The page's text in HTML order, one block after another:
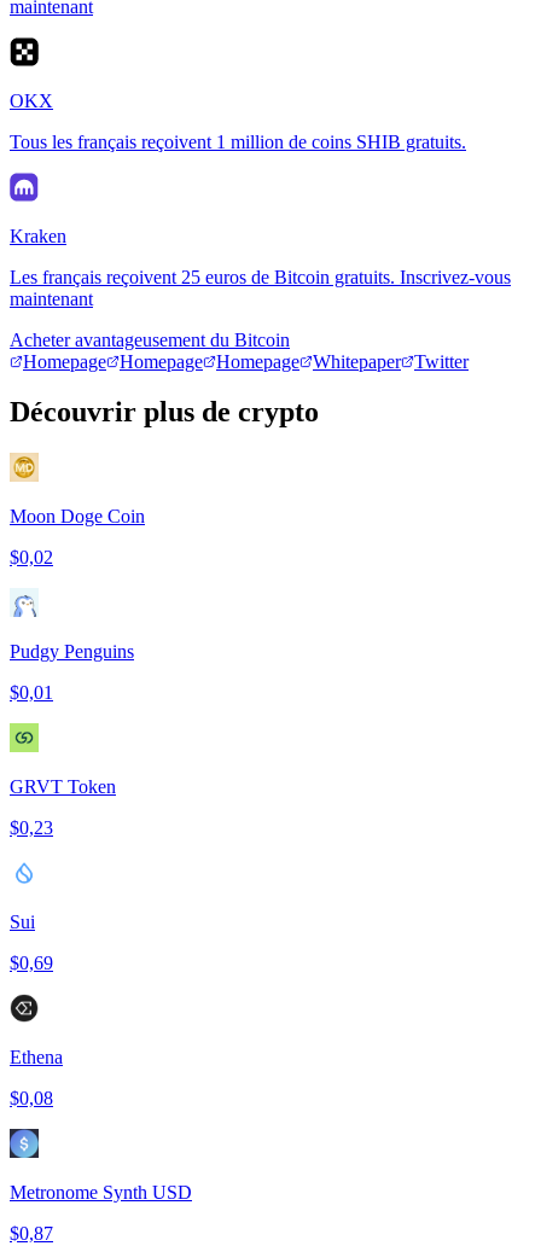
maintenant
OKX
Tous les français reçoivent 1 million de coins SHIB gratuits.
Kraken
Les français reçoivent 25 euros de Bitcoin gratuits. Inscrivez-vous
maintenant
Acheter avantageusement du Bitcoin
Homepage
Homepage Homepage Whitepaper Twitter
Découvrir plus de crypto
Moon Doge Coin
$0,02
Pudgy Penguins
$0,01
GRVT Token
$0,23
Sui
$0,69
Ethena
$0,08
Metronome Synth USD
$0,87